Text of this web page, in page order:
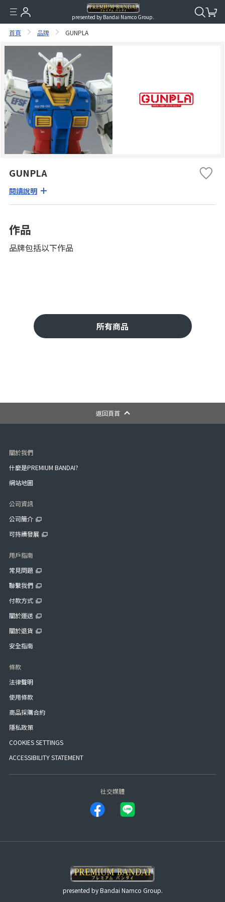
presented by Bandai Namco Group.
首頁 品牌 GUNPLA
GUNPLA
閱讀說明
作品
品牌包括以下作品
所有商品
返回頁首
關於我們
什麼是PREMIUM BANDAI?
網站地圖
公司資訊
公司簡介
可持續發展
用戶指南
常見問題
聯繫我們
付款方式
關於運送
關於退貨
安全指南
條款
法律聲明
使用條款
商品採購合約
隱私政策
COOKIES SETTINGS
ACCESSIBILITY STATEMENT
社交媒體
presented by Bandai Namco Group.